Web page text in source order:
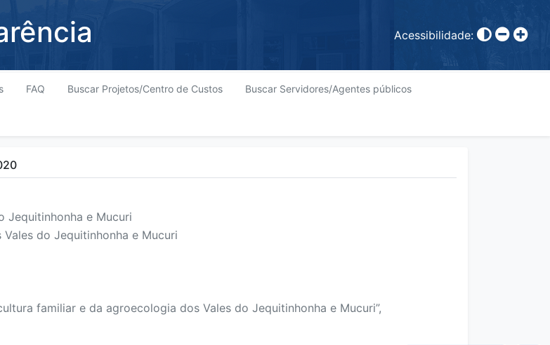
Acessibilidade:
FAQ Buscar Projetos/Centro de Custos Buscar Servidores/Agentes públicos
Jequitinhonha e Mucuri
do Jequitinhonha e Mucuri
familiar e da agroecologia dos Vales do Jequitinhonha e Mucuri”,